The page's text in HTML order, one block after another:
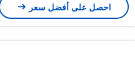
احصل على أفضل سعر